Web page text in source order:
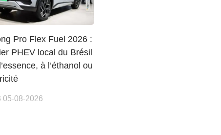
Pro Flex Fuel 2026 :
PHEV local du Brésil
à l’éthanol ou
05-08-2026